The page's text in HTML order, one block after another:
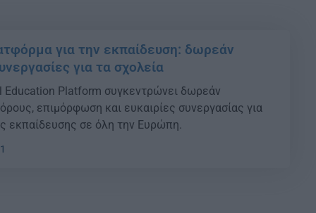
για την εκπαίδευση: δωρεάν
για τα σχολεία
Education Platform συγκεντρώνει δωρεάν
επιμόρφωση και ευκαιρίες συνεργασίας για
εκπαίδευσης σε όλη την Ευρώπη.